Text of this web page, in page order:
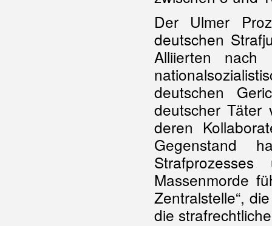
Der Ulmer
deutschen
Alliierten
deutschen
deutscher Täter
deren
Gegenstand
Massenmorde
Zentralstelle“,
die